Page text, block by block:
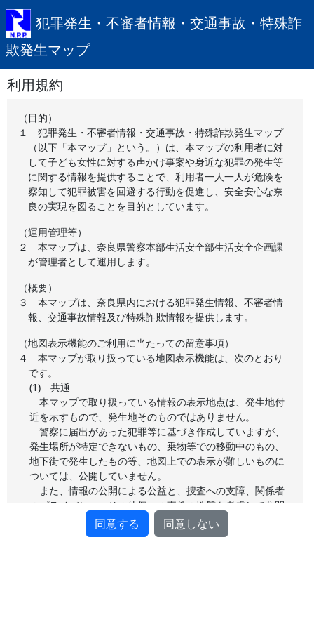
犯罪発生・不審者情報・交通事故・特殊詐
欺発生マップ
利用規約
（目的）
１
犯罪発生・不審者情報・交通事故・特殊詐欺発生マップ
（以下「本マップ」という。）は、本マップの利用者に対
して子ども女性に対する声かけ事案や身近な犯罪の発生等
に関する情報を提供することで、利用者一人一人が危険を
察知して犯罪被害を回避する行動を促進し、安全安心な奈
良の実現を図ることを目的としています。
（運用管理等）
２
本マップは、奈良県警察本部生活安全部生活安全企画課
が管理者として運用します。
（概要）
３
本マップは、奈良県内における犯罪発生情報、不審者情
報、交通事故情報及び特殊詐欺情報を提供します。
（地図表示機能のご利用に当たっての留意事項）
４
本マップが取り扱っている地図表示機能は、次のとおり
です。
(1) 共通
本マップで取り扱っている情報の表示地点は、発生地付
近を示すもので、発生地そのものではありません。
警察に届出があった犯罪等に基づき作成していますが、
発生場所が特定できないもの、乗物等での移動中のもの、
地下街で発生したもの等、地図上での表示が難しいものに
ついては、公開していません。
また、情報の公開による公益と、捜査への支障、関係者
のプライバシー、その他個々の事件の性質を考慮して公開
しており、全ての情報を公開しているわけではないため、
マップ上の発生件数と統計数値が一致しない場合がありま
同意する 同意しない